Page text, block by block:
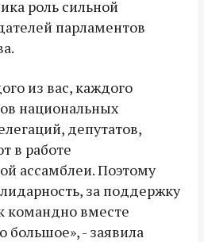
роль сильной
парламентов
из вас, каждого
национальных
депутатов,
в работе
ассамблеи. Поэтому
за поддержку
командно вместе
большое», - заявила